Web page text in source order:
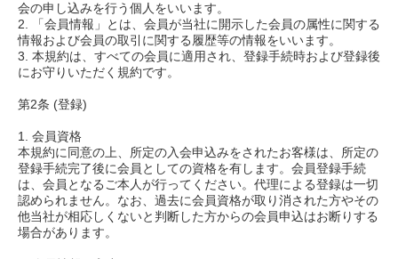
会の申し込みを行う個人をいいます。
2. 「会員情報」とは、会員が当社に開示した会員の属性に関する
情報および会員の取引に関する履歴等の情報をいいます。
3. 本規約は、すべての会員に適用され、登録手続時および登録後
にお守りいただく規約です。
第2条 (登録)
1. 会員資格
本規約に同意の上、所定の入会申込みをされたお客様は、所定の
登録手続完了後に会員としての資格を有します。会員登録手続
は、会員となるご本人が行ってください。代理による登録は一切
認められません。なお、過去に会員資格が取り消された方やその
他当社が相応しくないと判断した方からの会員申込はお断りする
場合があります。